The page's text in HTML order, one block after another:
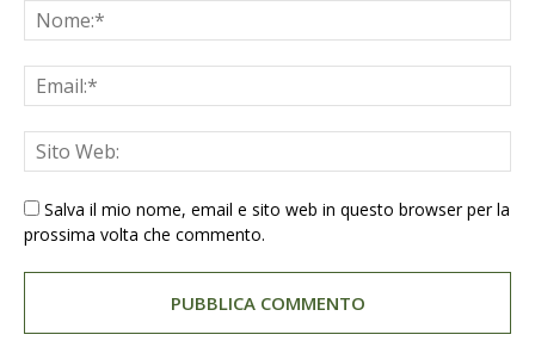
Salva il mio nome, email e sito web in questo browser per la
prossima volta che commento.